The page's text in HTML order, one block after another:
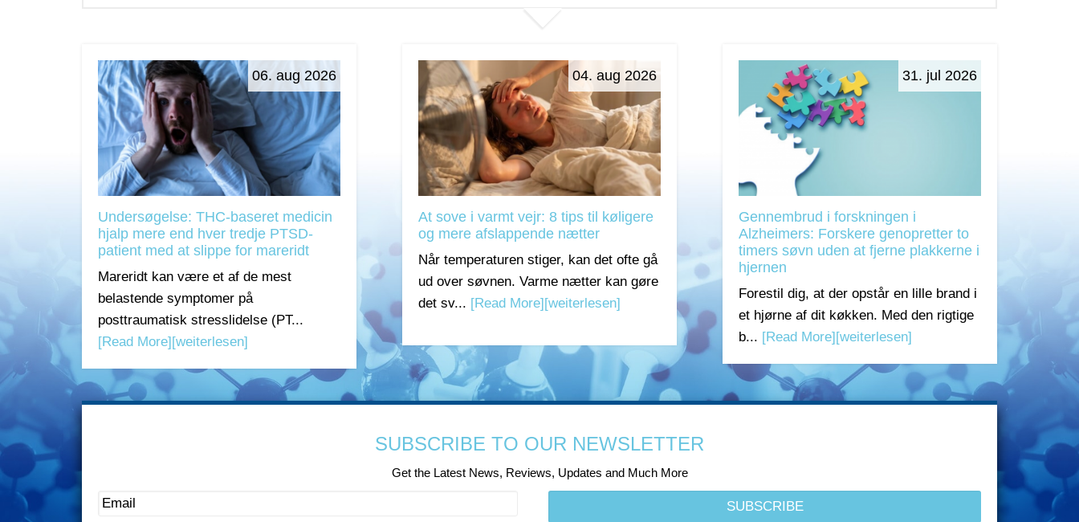
06. aug 2026
Undersøgelse: THC-baseret medicin
hjalp mere end hver tredje PTSD-
patient med at slippe for mareridt
Mareridt kan være et af de mest
belastende symptomer på
posttraumatisk stresslidelse (PT...
[Read More][weiterlesen]
04. aug 2026
At sove i varmt vejr: 8 tips til køligere
og mere afslappende nætter
Når temperaturen stiger, kan det ofte gå
ud over søvnen. Varme nætter kan gøre
det sv... [Read More][weiterlesen]
31. jul 2026
Gennembrud i forskningen i
Alzheimers: Forskere genopretter to
timers søvn uden at fjerne plakkerne i
hjernen
Forestil dig, at der opstår en lille brand i
et hjørne af dit køkken. Med den rigtige
b... [Read More][weiterlesen]
SUBSCRIBE TO OUR NEWSLETTER
Get the Latest News, Reviews, Updates and Much More